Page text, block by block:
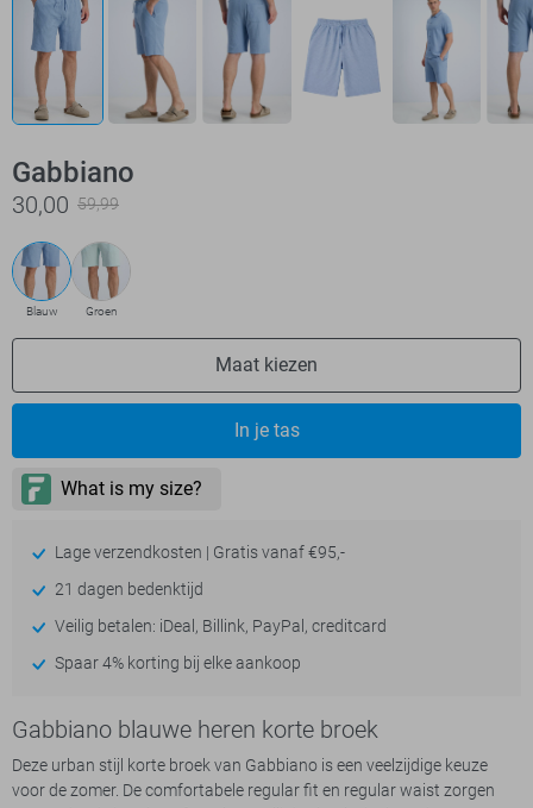
Gabbiano
30,00 59,99
Blauw Groen
Maat kiezen
In je tas
Lage verzendkosten | Gratis vanaf €95,-
21 dagen bedenktijd
Veilig betalen: iDeal, Billink, PayPal, creditcard
Spaar 4% korting bij elke aankoop
Gabbiano blauwe heren korte broek
Deze urban stijl korte broek van Gabbiano is een veelzijdige keuze
voor de zomer. De comfortabele regular fit en regular waist zorgen